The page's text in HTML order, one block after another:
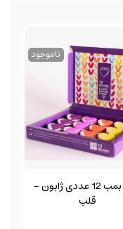
ناموجود
پدی بمب 12 عددی ژابون -
قلب